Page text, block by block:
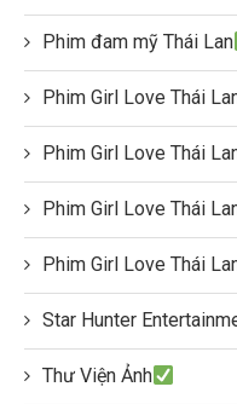
Phim đam mỹ Thái Lan
Phim Girl Love Thái
Phim Girl Love Thái
Phim Girl Love Thái
Phim Girl Love Thái
Star Hunter
Thư Viện Ảnh